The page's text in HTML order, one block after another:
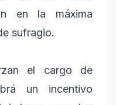
en la máxima
sufragio.
el cargo de
un incentivo